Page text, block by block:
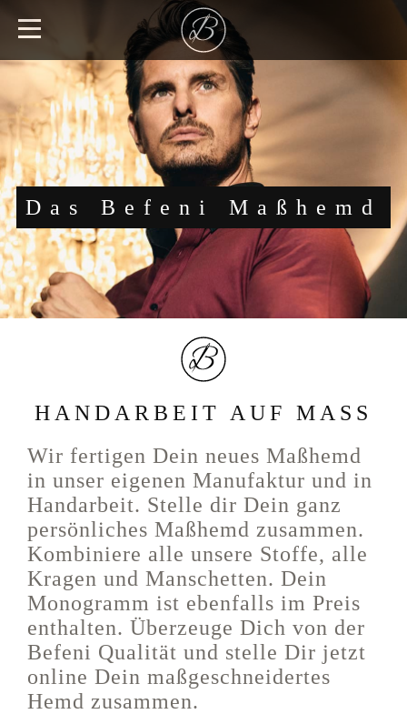
Das Befeni Maßhemd
HANDARBEIT AUF MASS
Wir fertigen Dein neues Maßhemd
in unser eigenen Manufaktur und in
Handarbeit. Stelle dir Dein ganz
persönliches Maßhemd zusammen.
Kombiniere alle unsere Stoffe, alle
Kragen und Manschetten. Dein
Monogramm ist ebenfalls im Preis
enthalten. Überzeuge Dich von der
Befeni Qualität und stelle Dir jetzt
online Dein maßgeschneidertes
Hemd zusammen.